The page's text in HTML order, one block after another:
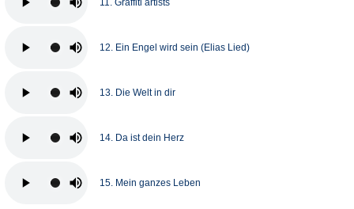
11. Graffiti artists
12. Ein Engel wird sein (Elias Lied)
13. Die Welt in dir
14. Da ist dein Herz
15. Mein ganzes Leben